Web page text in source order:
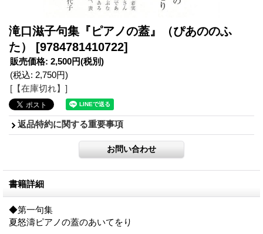
滝口滋子句集『ピアノの蓋』（ぴあののふ
た）
[9784781410722]
販売価格: 2,500円(税別)
(税込: 2,750円)
[【在庫切れ】]
返品特約に関する重要事項
書籍詳細
◆第一句集
夏怒濤ピアノの蓋のあいてをり